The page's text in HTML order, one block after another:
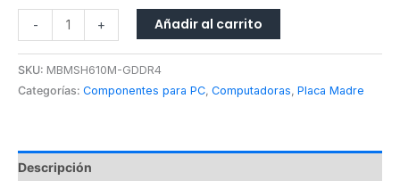
- + Añadir al carrito
SKU: MBMSH610M-GDDR4
Categorías: Componentes para PC, Computadoras, Placa Madre
Descripción